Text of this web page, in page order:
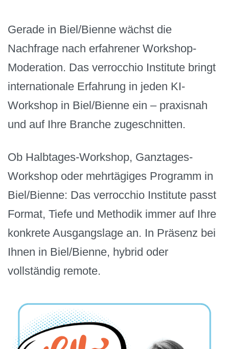
Gerade in Biel/Bienne wächst die
Nachfrage nach erfahrener Workshop-
Moderation. Das verrocchio Institute bringt
internationale Erfahrung in jeden KI-
Workshop in Biel/Bienne ein – praxisnah
und auf Ihre Branche zugeschnitten.
Ob Halbtages-Workshop, Ganztages-
Workshop oder mehrtägiges Programm in
Biel/Bienne: Das verrocchio Institute passt
Format, Tiefe und Methodik immer auf Ihre
konkrete Ausgangslage an. In Präsenz bei
Ihnen in Biel/Bienne, hybrid oder
vollständig remote.